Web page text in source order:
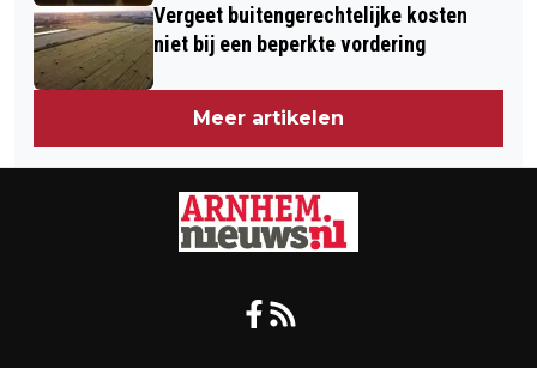
Vergeet buitengerechtelijke kosten
niet bij een beperkte vordering
Meer artikelen